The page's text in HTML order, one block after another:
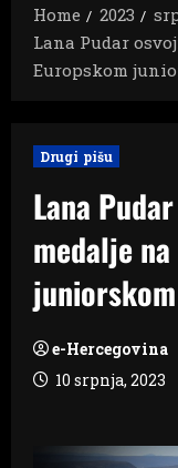
Home
2023
Lana Pudar
Europskom
Drugi pišu
Lana
medalje
e-Hercegovina
10 srpnja, 2023